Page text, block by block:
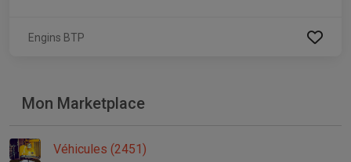
Engins BTP
Mon Marketplace
Véhicules (2451)